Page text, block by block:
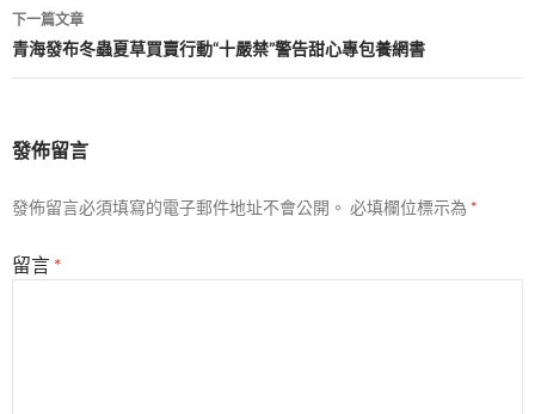
覽
下一篇文章
青海發布冬蟲夏草買賣行動“十嚴禁”警告甜心專包養網書
發佈留言
發佈留言必須填寫的電子郵件地址不會公開。 必填欄位標示為 *
留言 *